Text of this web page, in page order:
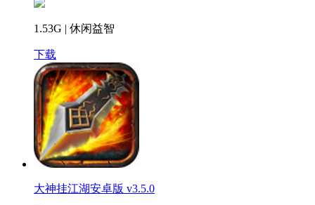
1.53G | 休闲益智
下载
大神挂江湖安卓版 v3.5.0